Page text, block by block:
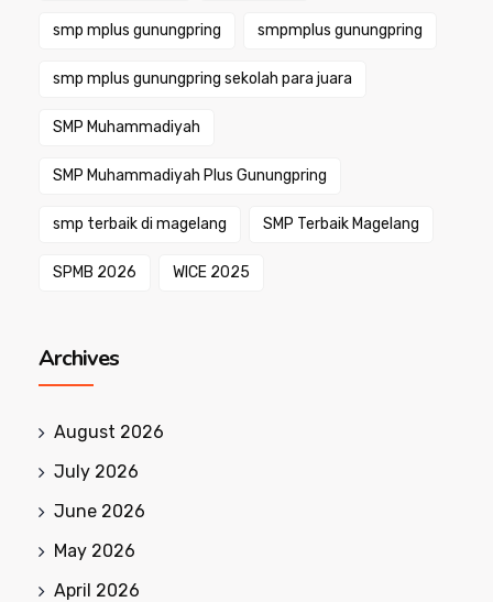
smp mplus gunungpring smpmplus gunungpring
smp mplus gunungpring sekolah para juara
SMP Muhammadiyah
SMP Muhammadiyah Plus Gunungpring
smp terbaik di magelang SMP Terbaik Magelang
SPMB 2026 WICE 2025
Archives
August 2026
July 2026
June 2026
May 2026
April 2026